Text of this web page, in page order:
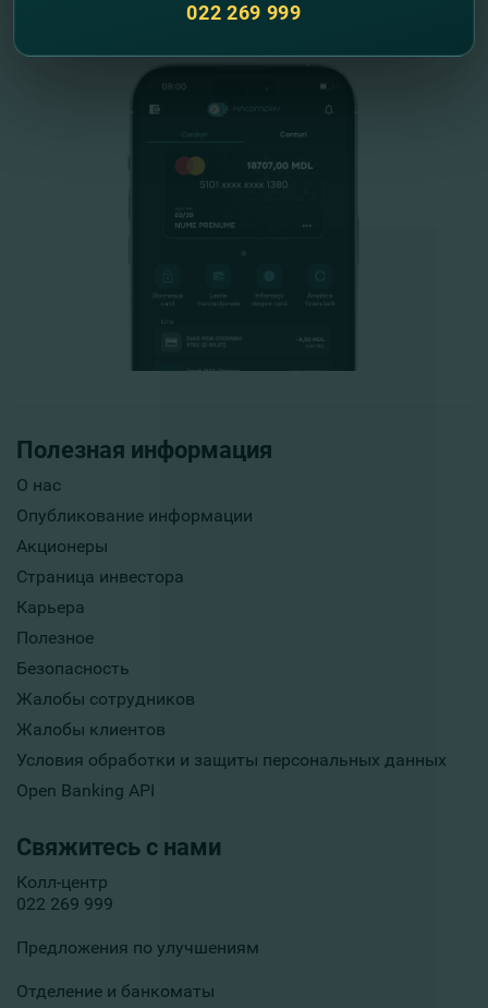
Полезная информация
О нас
Опубликование информации
Акционеры
Страница инвестора
Карьера
Полезное
Безопасность
Жалобы сотрудников
Жалобы клиентов
Условия обработки и защиты персональных данных
Open Banking API
Свяжитесь с нами
Колл-центр
022 269 999
Предложения по улучшениям
Отделение и банкоматы
022 269 999